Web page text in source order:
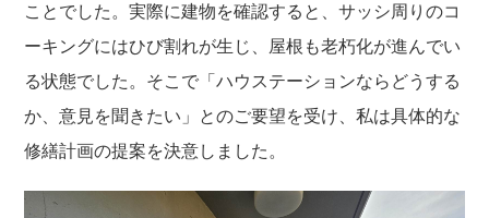
ことでした。実際に建物を確認すると、サッシ周りのコ
ーキングにはひび割れが生じ、屋根も老朽化が進んでい
る状態でした。そこで「ハウステーションならどうする
か、意見を聞きたい」とのご要望を受け、私は具体的な
修繕計画の提案を決意しました。